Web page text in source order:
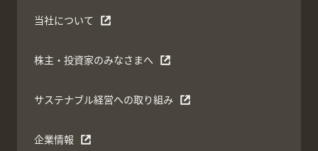
当社について
株主・投資家のみなさまへ
サステナブル経営への取り組み
企業情報